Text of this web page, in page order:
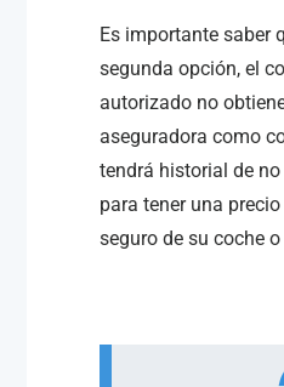
Es importante saber
segunda opción, el
autorizado no
aseguradora como
tendrá historial de
para tener una
seguro de su coche